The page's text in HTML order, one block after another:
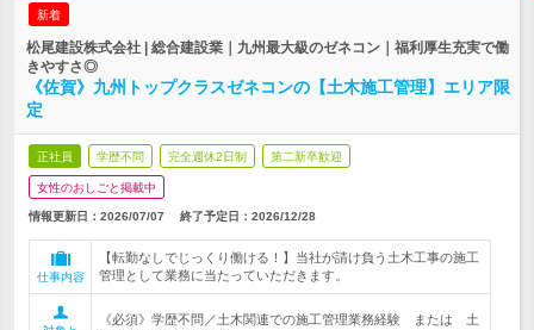
新着
松尾建設株式会社 | 総合建設業｜九州最大級のゼネコン｜福利厚生充実で働
きやすさ◎
《佐賀》九州トップクラスゼネコンの【土木施工管理】エリア限
定
正社員 学歴不問 完全週休2日制 第二新卒歓迎
女性のおしごと掲載中
情報更新日：2026/07/07 終了予定日： 2026/12/28
仕事内容
【転勤なしでじっくり働ける！】当社が請け負う土木工事の施工
管理として業務に当たっていただきます。
《必須》学歴不問／土木関連での施工管理業務経験 または 土